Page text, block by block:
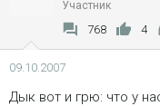
Участник
768 4
09.10.2007
Дык вот и грю: что у